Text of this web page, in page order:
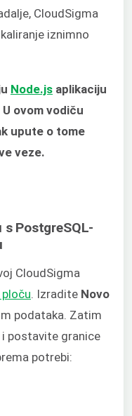
CloudSigma
iznimno
Node.js aplikaciju
ovom vodiču
upute o tome
veze.
PostgreSQL-
CloudSigma
ploču . Izradite Novo
podataka. Zatim
postavite granice
potrebi: